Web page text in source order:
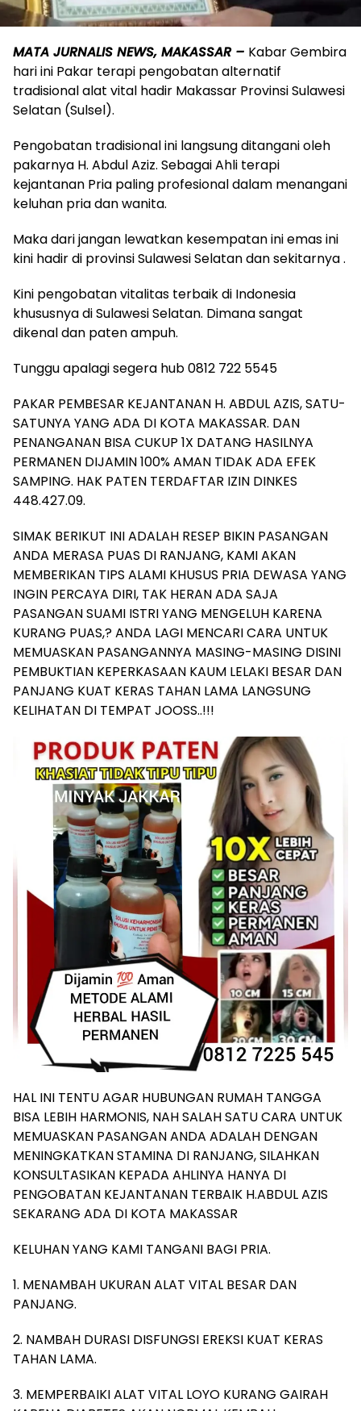
MATA JURNALIS NEWS, MAKASSAR – Kabar Gembira
hari ini Pakar terapi pengobatan alternatif
tradisional alat vital hadir Makassar Provinsi Sulawesi
Selatan (Sulsel).
Pengobatan tradisional ini langsung ditangani oleh
pakarnya H. Abdul Aziz. Sebagai Ahli terapi
kejantanan Pria paling profesional dalam menangani
keluhan pria dan wanita.
Maka dari jangan lewatkan kesempatan ini emas ini
kini hadir di provinsi Sulawesi Selatan dan sekitarnya .
Kini pengobatan vitalitas terbaik di Indonesia
khususnya di Sulawesi Selatan. Dimana sangat
dikenal dan paten ampuh.
Tunggu apalagi segera hub 0812 722 5545
PAKAR PEMBESAR KEJANTANAN H. ABDUL AZIS, SATU-
SATUNYA YANG ADA DI KOTA MAKASSAR. DAN
PENANGANAN BISA CUKUP 1X DATANG HASILNYA
PERMANEN DIJAMIN 100% AMAN TIDAK ADA EFEK
SAMPING. HAK PATEN TERDAFTAR IZIN DINKES
448.427.09.
SIMAK BERIKUT INI ADALAH RESEP BIKIN PASANGAN
ANDA MERASA PUAS DI RANJANG, KAMI AKAN
MEMBERIKAN TIPS ALAMI KHUSUS PRIA DEWASA YANG
INGIN PERCAYA DIRI, TAK HERAN ADA SAJA
PASANGAN SUAMI ISTRI YANG MENGELUH KARENA
KURANG PUAS,? ANDA LAGI MENCARI CARA UNTUK
MEMUASKAN PASANGANNYA MASING-MASING DISINI
PEMBUKTIAN KEPERKASAAN KAUM LELAKI BESAR DAN
PANJANG KUAT KERAS TAHAN LAMA LANGSUNG
KELIHATAN DI TEMPAT JOOSS..!!!
HAL INI TENTU AGAR HUBUNGAN RUMAH TANGGA
BISA LEBIH HARMONIS, NAH SALAH SATU CARA UNTUK
MEMUASKAN PASANGAN ANDA ADALAH DENGAN
MENINGKATKAN STAMINA DI RANJANG, SILAHKAN
KONSULTASIKAN KEPADA AHLINYA HANYA DI
PENGOBATAN KEJANTANAN TERBAIK H.ABDUL AZIS
SEKARANG ADA DI KOTA MAKASSAR
KELUHAN YANG KAMI TANGANI BAGI PRIA.
1. MENAMBAH UKURAN ALAT VITAL BESAR DAN
PANJANG.
2. NAMBAH DURASI DISFUNGSI EREKSI KUAT KERAS
TAHAN LAMA.
3. MEMPERBAIKI ALAT VITAL LOYO KURANG GAIRAH